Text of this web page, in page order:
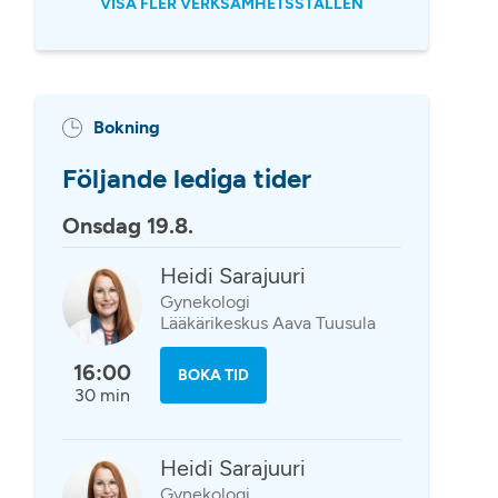
VISA FLER VERKSAMHETSSTÄLLEN
Bokning
Följande lediga tider
Onsdag 19.8.
16:00
30 min
Heidi Sarajuuri
Gynekologi
Lääkärikeskus Aava Tuusula
BOKA TID
Heidi Sarajuuri